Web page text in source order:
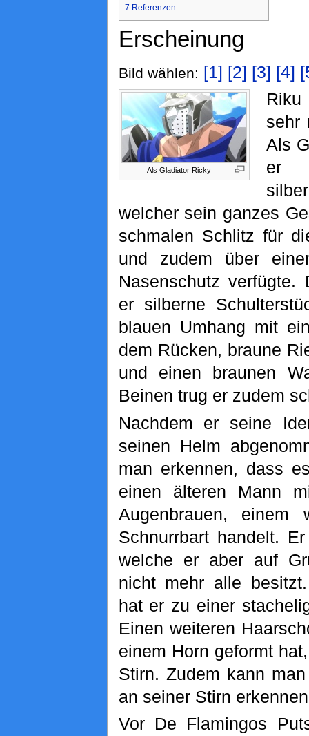
7 Referenzen
Erscheinung
Bild wählen: [1] [2] [3] [4]
Als Gladiator Ricky
sehr
Als
er
welcher sein ganzes
schmalen Schlitz für
und zudem über
Nasenschutz verfügte.
er silberne
blauen Umhang mit
dem Rücken, braune
und einen braunen
Beinen trug er zudem
Nachdem er seine
seinen Helm
man erkennen, dass
einen älteren Mann
Augenbrauen, einem
Schnurrbart handelt.
welche er aber auf
nicht mehr alle
hat er zu einer
Einen weiteren
einem Horn geformt
Stirn. Zudem kann
an seiner Stirn
Vor De Flamingos